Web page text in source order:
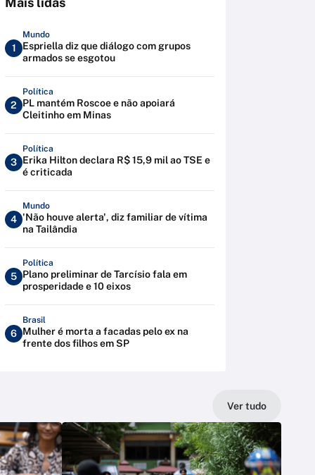
1
Mundo
Espriella diz que diálogo com grupos
armados se esgotou
2
Política
PL mantém Roscoe e não apoiará
Cleitinho em Minas
3
Política
Erika Hilton declara R$ 15,9 mil ao TSE e
é criticada
4
Mundo
'Não houve alerta', diz familiar de vítima
na Tailândia
5
Política
Plano preliminar de Tarcísio fala em
prosperidade e 10 eixos
6
Brasil
Mulher é morta a facadas pelo ex na
frente dos filhos em SP
Ver tudo